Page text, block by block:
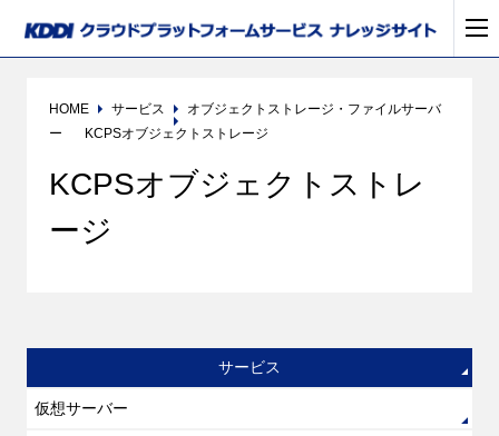
HOME サービス
オブジェクトストレージ・ファイルサーバ
ー
KCPSオブジェクトストレージ
KCPSオブジェクトストレ
ージ
サービス
仮想サーバー